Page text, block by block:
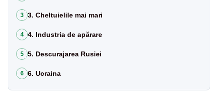
3 3. Cheltuielile mai mari
4 4. Industria de apărare
5 5. Descurajarea Rusiei
6 6. Ucraina